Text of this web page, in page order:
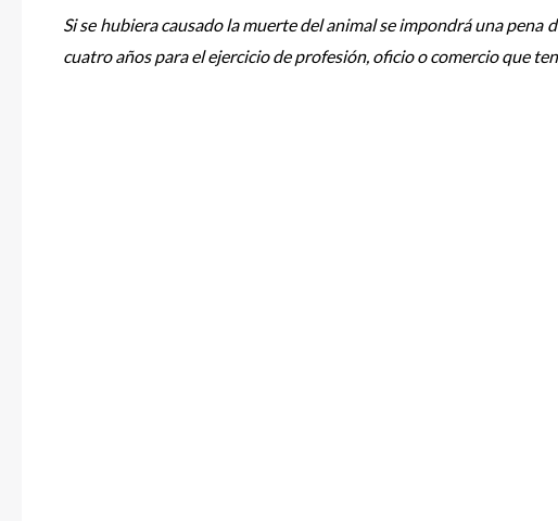
Si se hubiera causado la muerte del animal se impondrá una pena
cuatro años para el ejercicio de profesión, oficio o comercio que